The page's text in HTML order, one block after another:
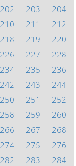
202 203
204
210 211
212
218 219
220
226 227
228
234 235
236
242 243
244
250 251
252
258 259
260
266 267
268
274 275
276
282 283
284